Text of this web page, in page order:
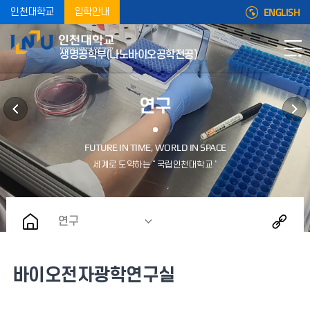
인천대학교 입학안내 ENGLISH
생명공학부(나노바이오공학전공)
연구
연구
바이오전자광학연구실